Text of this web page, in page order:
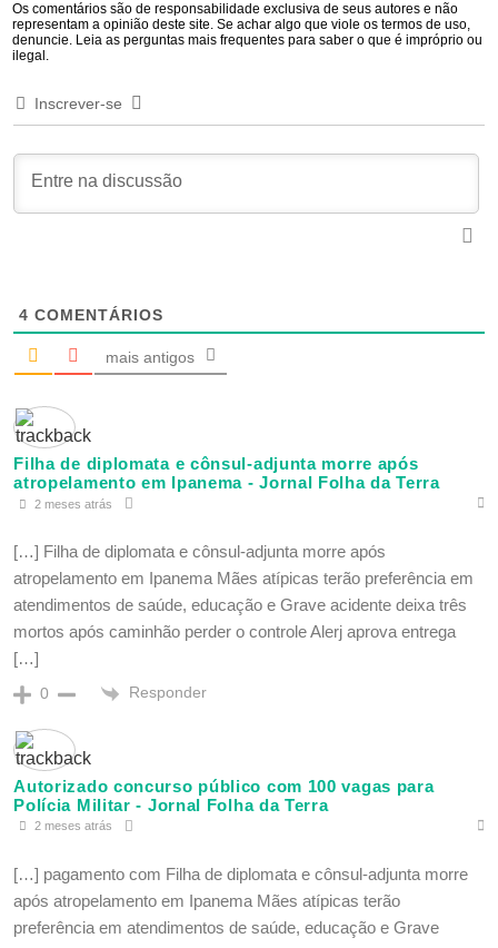
Os comentários são de responsabilidade exclusiva de seus autores e não
representam a opinião deste site. Se achar algo que viole os termos de uso,
denuncie. Leia as perguntas mais frequentes para saber o que é impróprio ou
ilegal.
Inscrever-se
4 COMENTÁRIOS
mais antigos
Filha de diplomata e cônsul-adjunta morre após
atropelamento em Ipanema - Jornal Folha da Terra
2 meses atrás
[…] Filha de diplomata e cônsul-adjunta morre após
atropelamento em Ipanema Mães atípicas terão preferência em
atendimentos de saúde, educação e Grave acidente deixa três
mortos após caminhão perder o controle Alerj aprova entrega
[…]
0 Responder
Autorizado concurso público com 100 vagas para
Polícia Militar - Jornal Folha da Terra
2 meses atrás
[…] pagamento com Filha de diplomata e cônsul-adjunta morre
após atropelamento em Ipanema Mães atípicas terão
preferência em atendimentos de saúde, educação e Grave